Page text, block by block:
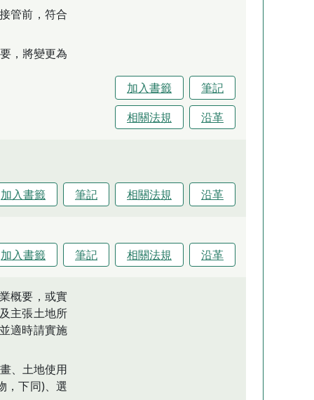
管前，符合
，將變更為
加入書籤
筆記
相關法規
沿革
加入書籤 筆記 相關法規 沿革
加入書籤 筆記 相關法規 沿革
概要，或實
主張土地所
適時請實施
、土地使用
，下同)、選